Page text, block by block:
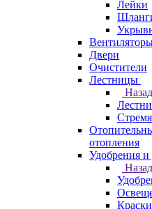
Лейки
Двери
Очистители
Лестницы
Назад
отопления
Удобрения и
Назад